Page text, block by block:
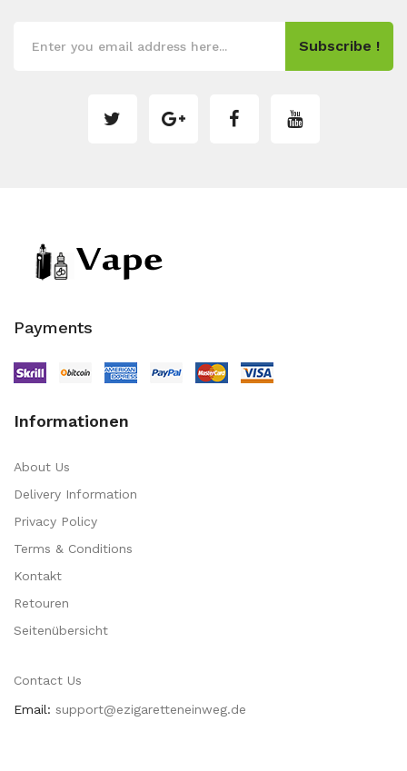
Subscribe !
Payments
Informationen
About Us
Delivery Information
Privacy Policy
Terms & Conditions
Kontakt
Retouren
Seitenübersicht
Contact Us
Email: support@ezigaretteneinweg.de